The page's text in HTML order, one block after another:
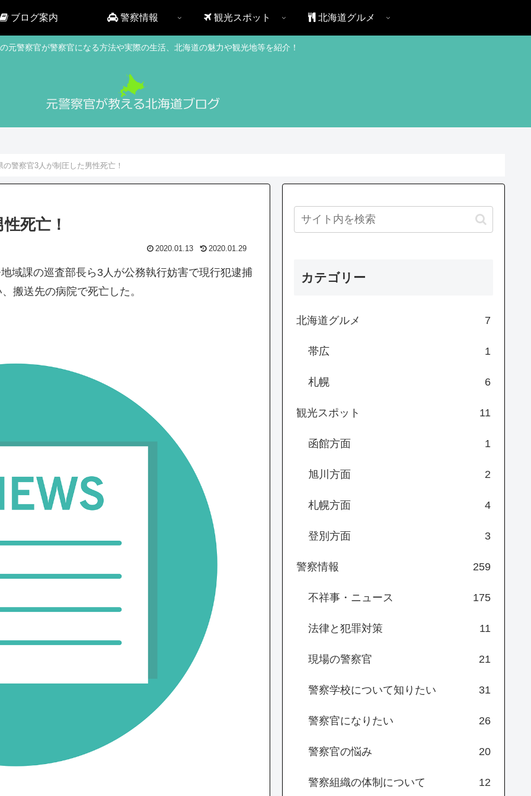
元警察官が警察官になる方法や実際の生活、北海道の魅力や観光地等を紹介！
ブログ案内 警察情報 観光スポット 北海道グルメ
の警察官3人が制圧した男性死亡！
死亡！
2020.01.13 2020.01.29
域課の巡査部長ら3人が公務執行妨害で現行犯逮捕
搬送先の病院で死亡した。
カテゴリー
北海道グルメ 7
帯広 1
札幌 6
観光スポット 11
函館方面 1
旭川方面 2
札幌方面 4
登別方面 3
警察情報 259
不祥事・ニュース 175
法律と犯罪対策 11
現場の警察官 21
警察学校について知りたい 31
警察官になりたい 26
警察官の悩み 20
警察組織の体制について 12